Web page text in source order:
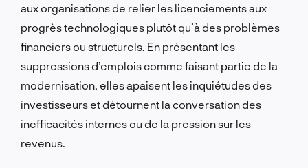
aux organisations de relier les licenciements aux
progrès technologiques plutôt qu’à des problèmes
financiers ou structurels. En présentant les
suppressions d’emplois comme faisant partie de la
modernisation, elles apaisent les inquiétudes des
investisseurs et détournent la conversation des
inefficacités internes ou de la pression sur les
revenus.